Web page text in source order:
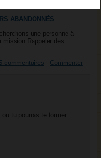
ABANDONNÉS
une personne à
mission Rappeler des
5 commentaires - Commenter
tu pourras te former